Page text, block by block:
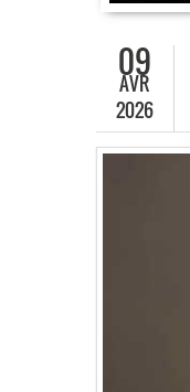
09
AVR
2026